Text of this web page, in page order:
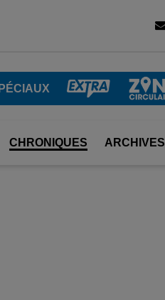
CHRONIQUES ARCHIVES